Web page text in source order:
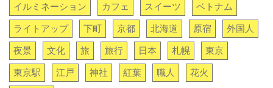
イルミネーション カフェ スイーツ ベトナム
ライトアップ 下町 京都 北海道 原宿 外国人
夜景 文化 旅 旅行 日本 札幌 東京
東京駅 江戸 神社 紅葉 職人 花火